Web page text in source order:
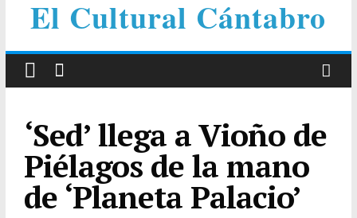
El Cultural Cántabro
‘Sed’ llega a Vioño de
Piélagos de la mano
de ‘Planeta Palacio’